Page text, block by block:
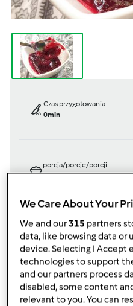
Czas przygotowania
0min
porcja/porcje/porcji
2słoik/słoiki/słoików
przez
Dodaj do
podziel
We Care About Your
We and our315 partners
data, like browsing data or
device. Selecting I Accept
technologies to support
and our partners process
disabled, some content
relevant to you. You can